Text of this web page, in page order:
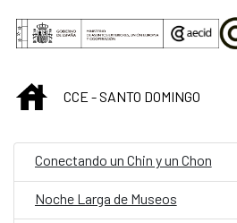
Saltar al contenido principal
INICIOCCE - SANTO DOMINGO
Conectando un Chin y un Chon
Noche Larga de Museos